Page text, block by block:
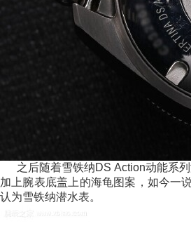
之后随着雪铁纳DS Action动能系列
加上腕表底盖上的海龟图案，如今一
认为雪铁纳潜水表。